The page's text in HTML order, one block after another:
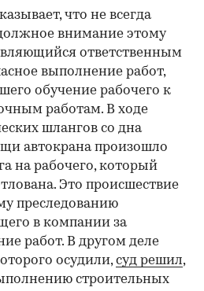
что не всегда
внимание этому
ответственным
выполнение работ,
обучение рабочего к
работам. В ходе
шлангов со дна
автокрана произошло
на рабочего, который
Это происшествие
преследованию
в компании за
работ. В другом деле
осудили,суд решил,
строительных